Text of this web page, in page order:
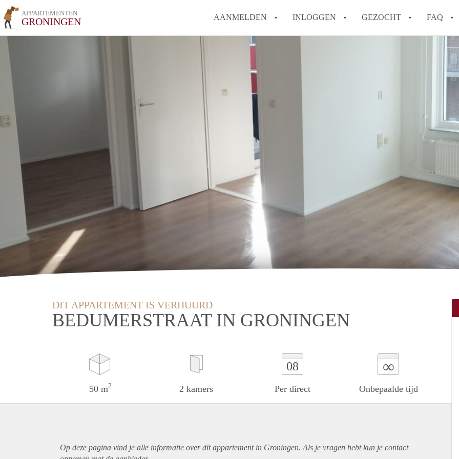
APPARTEMENTEN
GRONINGEN AANMELDEN INLOGGEN GEZOCHT FAQ
Hoeveel kost het om te reageren op een
Wat is de privacyverklaring van
Alle veelgestelde vragen
DIT APPARTEMENT IS VERHUURD
BEDUMERSTRAAT IN GRONINGEN
50 m2 2 kamers
08
Per direct
∞
Onbepaalde tijd
Op deze pagina vind je alle informatie over ditappartementin Groningen. Als je vragen hebt kun je contact